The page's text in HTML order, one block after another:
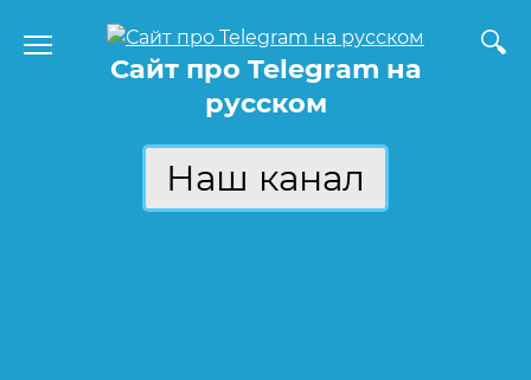
содержаниюСайт про Telegram на
русском
Наш канал